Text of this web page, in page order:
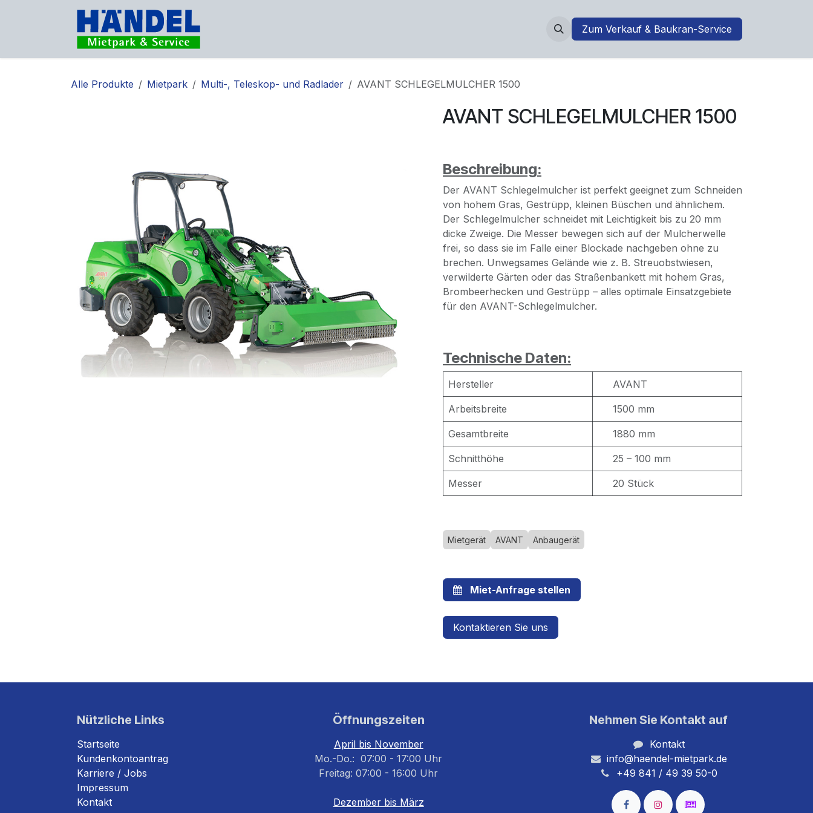
Zum Inhalt springen
Zum Verkauf & Baukran-Service
Alle Produkte Mietpark Multi-, Teleskop- und Radlader AVANT SCHLEGELMULCHER 1500
AVANT SCHLEGELMULCHER 1500
Beschreibung:
Der AVANT Schlegelmulcher ist perfekt geeignet zum Schneiden
von hohem Gras, Gestrüpp, kleinen Büschen und ähnlichem.
Der Schlegelmulcher schneidet mit Leichtigkeit bis zu 20 mm
dicke Zweige. Die Messer bewegen sich auf der Mulcherwelle
frei, so dass sie im Falle einer Blockade nachgeben ohne zu
brechen. Unwegsames Gelände wie z. B. Streuobstwiesen,
verwilderte Gärten oder das Straßenbankett mit hohem Gras,
Brombeerhecken und Gestrüpp – alles optimale Einsatzgebiete
für den AVANT-Schlegelmulcher.
Technische Daten:
Hersteller AVANT
Arbeitsbreite 1500 mm
Gesamtbreite 1880 mm
Schnitthöhe 25 – 100 mm
Messer 20 Stück
Mietgerät AVANT Anbaugerät
Miet-Anfrage stellen
Kontaktieren Sie uns
Öffnungszeiten
April bis November
Mo.-Do.: 07:00 - 17:00 Uhr
Freitag: 07:00 - 16:00 Uhr
Dezember bis März
Nützliche Links
Startseite
Kundenkontoantrag
Karriere / Jobs
Impressum
Kontakt
Nehmen Sie Kontakt auf
Kontakt
info@haendel-mietpark.de
+49 841 / 49 39 50-0